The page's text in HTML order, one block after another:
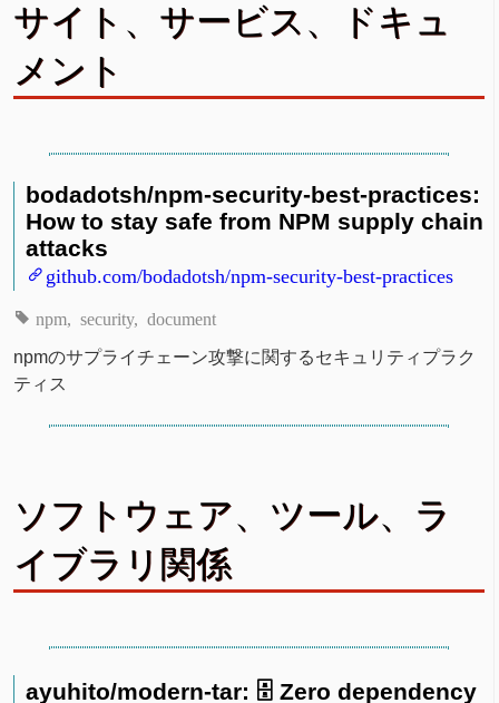
サイト、サービス、ドキュ
メント
bodadotsh/npm-security-best-practices:
How to stay safe from NPM supply chain
attacks
github.com/bodadotsh/npm-security-best-practices
npm security document
npmのサプライチェーン攻撃に関するセキュリティプラク
ティス
ソフトウェア、ツール、ラ
イブラリ関係
ayuhito/modern-tar: 🗄 Zero dependency